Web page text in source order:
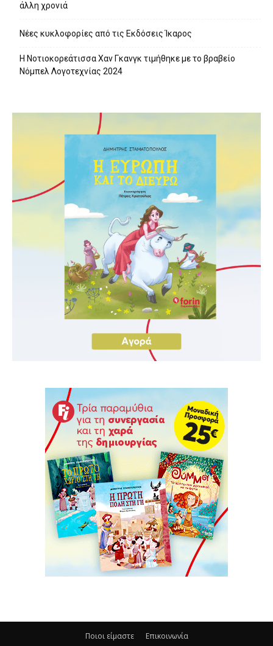
άλλη χρονιά
Νέες κυκλοφορίες από τις Εκδόσεις Ίκαρος
Η Νοτιοκορεάτισσα Χαν Γκανγκ τιμήθηκε με το βραβείο
Νόμπελ Λογοτεχνίας 2024
Ποιοι είμαστε Επικοινωνία